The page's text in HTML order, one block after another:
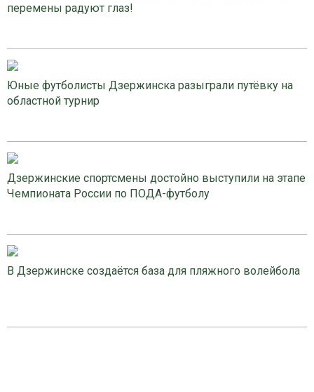
перемены радуют глаз!
Юные футболисты Дзержинска разыграли путёвку на
областной турнир
Дзержинские спортсмены достойно выступили на этапе
Чемпионата России по ПОДА-футболу
В Дзержинске создаётся база для пляжного волейбола